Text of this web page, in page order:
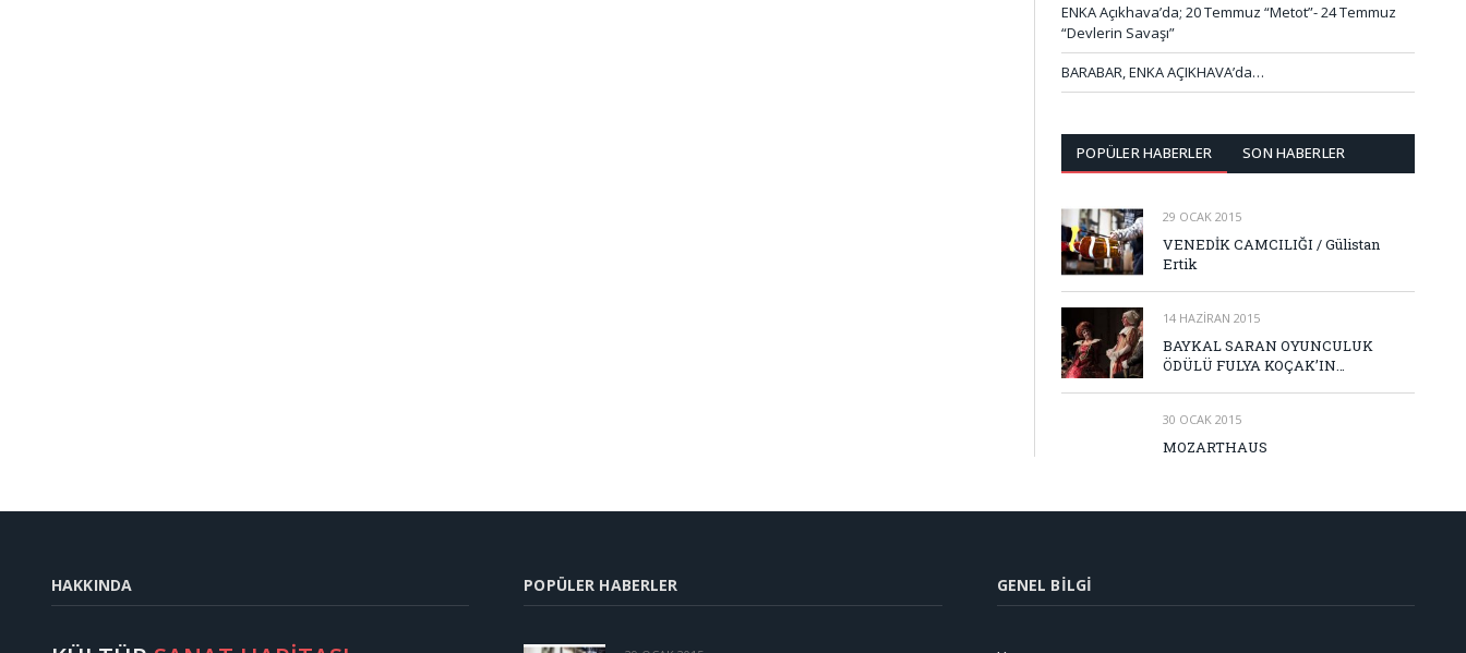
ENKA Açıkhava’da; 20 Temmuz “Metot”- 24 Temmuz
“Devlerin Savaşı”
BARABAR, ENKA AÇIKHAVA’da…
POPÜLER HABERLER SON HABERLER
29 OCAK 2015
VENEDİK CAMCILIĞI / Gülistan
Ertik
14 HAZIRAN 2015
BAYKAL SARAN OYUNCULUK
ÖDÜLÜ FULYA KOÇAK’IN…
30 OCAK 2015
MOZARTHAUS
HAKKINDA POPÜLER HABERLER GENEL BILGI